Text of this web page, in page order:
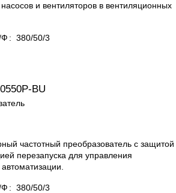
и вентиляторов в вентиляционных
Ф : 380/50/3
BU
частотный преобразователь с защитой
перезапуска для управления
Ф : 380/50/3